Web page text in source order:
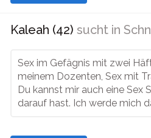
Kaleah (42) sucht in
Sex im Gefägnis mit zwei
meinem Dozenten, Sex mit
Du kannst mir auch eine Sex
darauf hast. Ich werde mich